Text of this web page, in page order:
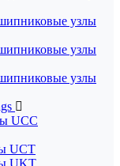
узлы
узлы
узлы
UCC
UCT
UKT